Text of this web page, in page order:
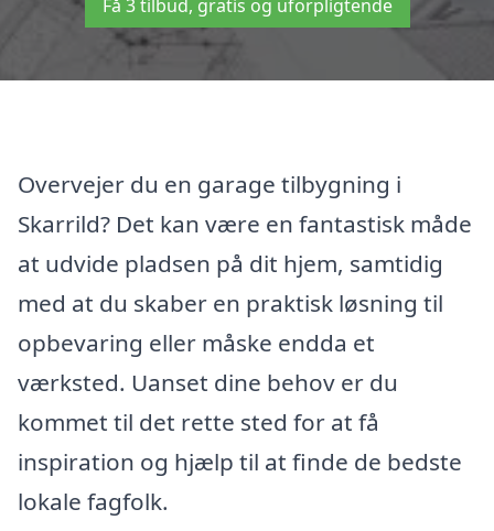
Få 3 tilbud, gratis og uforpligtende
Overvejer du en garage tilbygning i
Skarrild? Det kan være en fantastisk måde
at udvide pladsen på dit hjem, samtidig
med at du skaber en praktisk løsning til
opbevaring eller måske endda et
værksted. Uanset dine behov er du
kommet til det rette sted for at få
inspiration og hjælp til at finde de bedste
lokale fagfolk.